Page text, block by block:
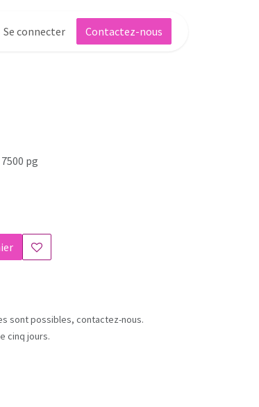
Se connecter Contactez-nous
pg
sont possibles, contactez-nous.
cinq jours.